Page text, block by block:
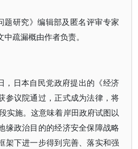
题研究》编辑部及匿名评审专家
疏漏概由作者负责。
，日本自民党政府提出的《经济
参议院通过，正式成为法律，将
实施。这意味着岸田政府试图以
缘政治目的的经济安全保障战略
架下进一步得到完善、落实和强